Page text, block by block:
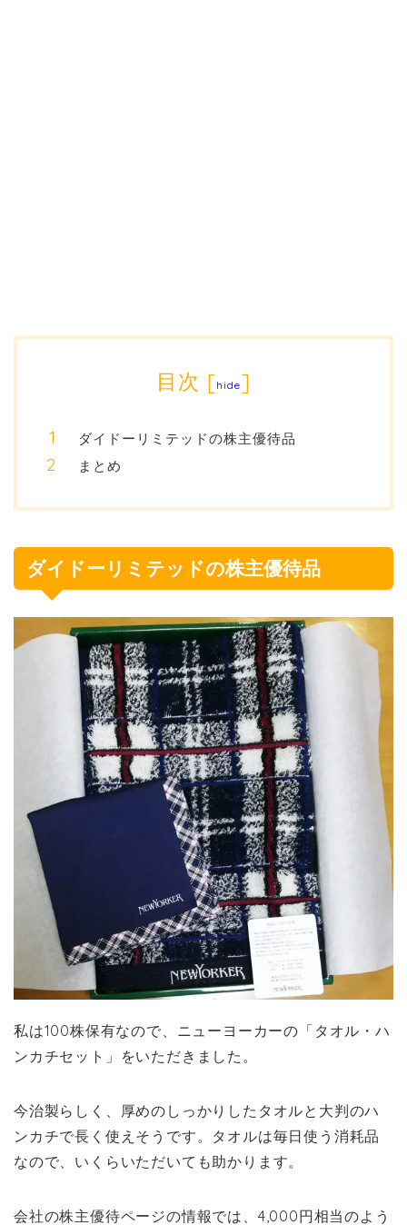
目次 [hide]
ダイドーリミテッドの株主優待品
まとめ
ダイドーリミテッドの株主優待品
私は100株保有なので、ニューヨーカーの「タオル・ハ
ンカチセット」をいただきました。
今治製らしく、厚めのしっかりしたタオルと大判のハ
ンカチで長く使えそうです。タオルは毎日使う消耗品
なので、いくらいただいても助かります。
会社の株主優待ページの情報では、4,000円相当のよう